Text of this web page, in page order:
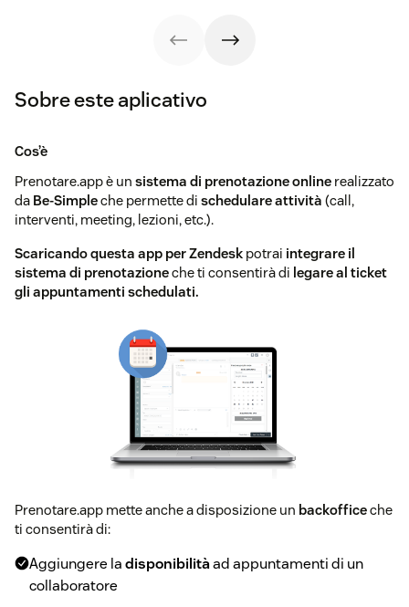
Sobre este aplicativo
Cos’è
Prenotare.app è un sistema di prenotazione online realizzato
da Be-Simpleche permette di schedulare attività (call,
interventi, meeting, lezioni, etc.).
Scaricando questa app per Zendesk potrai integrare il
sistema di prenotazioneche ti consentirà di legare al ticket
gli appuntamenti schedulati.
Prenotare.app mette anche a disposizione un backofficeche
ti consentirà di:
Aggiungere ladisponibilitàad appuntamenti di un
collaboratore